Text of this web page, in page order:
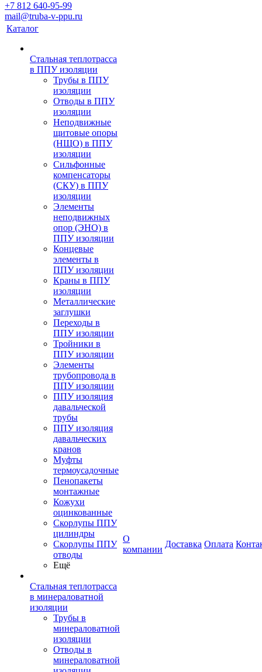
+7 812 640-95-99
mail@truba-v-ppu.ru
Каталог
Стальная теплотрасса
в ППУ изоляции
Трубы в ППУ
изоляции
Отводы в ППУ
изоляции
Неподвижные
щитовые опоры
(НЩО) в ППУ
изоляции
Cильфонные
компенсаторы
(СКУ) в ППУ
изоляции
Элементы
неподвижных
опор (ЭНО) в
ППУ изоляции
Концевые
элементы в
ППУ изоляции
Краны в ППУ
изоляции
Металлические
заглушки
Переходы в
ППУ изоляции
Тройники в
ППУ изоляции
Элементы
трубопровода в
ППУ изоляции
ППУ изоляция
давальческой
трубы
ППУ изоляция
давальческих
кранов
Муфты
термоусадочные
Пенопакеты
монтажные
Кожухи
оцинкованные
Скорлупы ППУ
цилиндры
Скорлупы ППУ
отводы
Ещё
Стальная теплотрасса
в минераловатной
изоляции
Трубы в
минераловатной
изоляции
Отводы в
минераловатной
О
компании
Доставка Оплата